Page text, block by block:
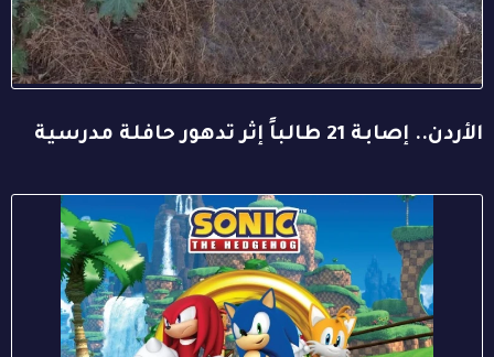
الأردن.. إصابة 21 طالباً إثر تدهور حافلة مدرسية